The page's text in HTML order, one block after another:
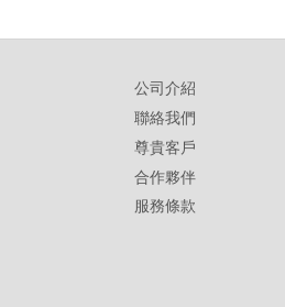
公司介紹
聯絡我們
尊貴客戶
合作夥伴
服務條款